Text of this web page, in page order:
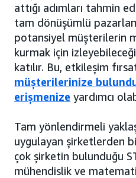
attığı adımları tahmin
tam dönüşümlü
potansiyel müşterilerin
kurmak için
katılır. Bu, etkileşim
müşterilerinize
erişmenize yardımcı
Tam yönlendirmeli
uygulayan şirketlerden
çok şirketin bulunduğu
mühendislik ve